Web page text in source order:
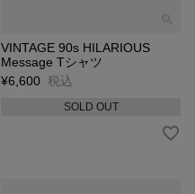
VINTAGE 90s HILARIOUS
Message Tシャツ
¥6,600 税込
SOLD OUT